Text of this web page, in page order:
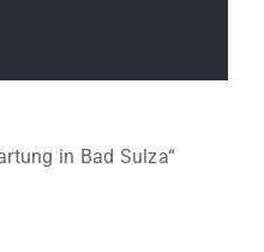
in Bad Sulza“